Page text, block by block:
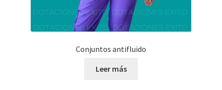
Conjuntos antifluido
Leer más